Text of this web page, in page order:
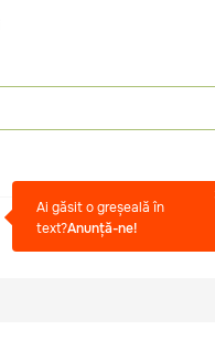
Ai găsit o greșeală în
text?Anunță-ne!